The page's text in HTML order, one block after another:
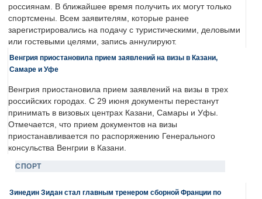
россиянам. В ближайшее время получить их могут только
спортсмены. Всем заявителям, которые ранее
зарегистрировались на подачу с туристическими, деловыми
или гостевыми целями, запись аннулируют.
Венгрия приостановила прием заявлений на визы в Казани,
Самаре и Уфе
Венгрия приостановила прием заявлений на визы в трех
российских городах. С 29 июня документы перестанут
принимать в визовых центрах Казани, Самары и Уфы.
Отмечается, что прием документов на визы
приостанавливается по распоряжению Генерального
консульства Венгрии в Казани.
СПОРТ
Зинедин Зидан стал главным тренером сборной Франции по